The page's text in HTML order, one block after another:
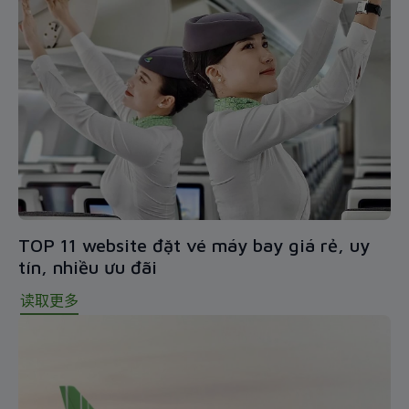
TOP 11 website đặt vé máy bay giá rẻ, uy
tín, nhiều ưu đãi
读取更多